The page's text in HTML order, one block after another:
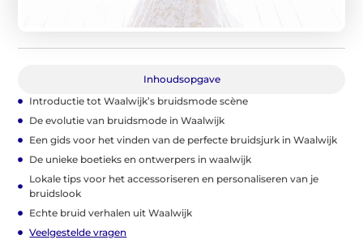
Inhoudsopgave
Introductie tot Waalwijk’s bruidsmode scène
De evolutie van bruidsmode in Waalwijk
Een gids voor het vinden van de perfecte bruidsjurk in Waalwijk
De unieke boetieks en ontwerpers in waalwijk
Lokale tips voor het accessoriseren en personaliseren van je
bruidslook
Echte bruid verhalen uit Waalwijk
Veelgestelde vragen